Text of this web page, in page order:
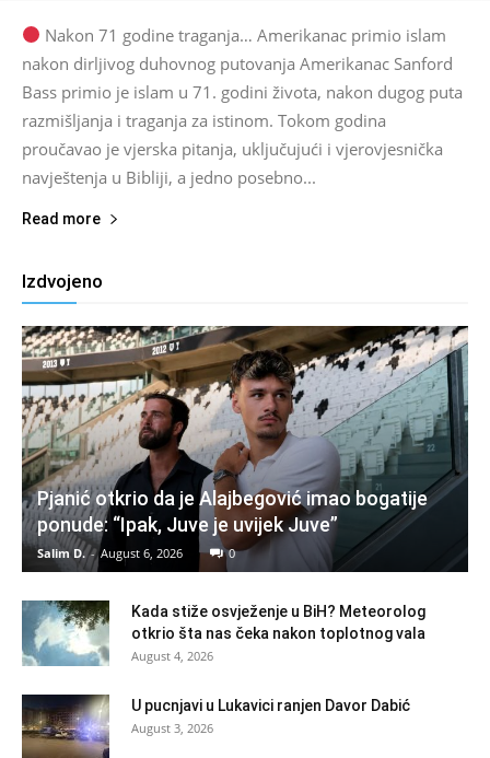
Nakon 71 godine traganja… Amerikanac primio islam
nakon dirljivog duhovnog putovanja Amerikanac Sanford
Bass primio je islam u 71. godini života, nakon dugog puta
razmišljanja i traganja za istinom. Tokom godina
proučavao je vjerska pitanja, uključujući i vjerovjesnička
navještenja u Bibliji, a jedno posebno...
Read more
Izdvojeno
Pjanić otkrio da je Alajbegović imao bogatije
ponude: “Ipak, Juve je uvijek Juve”
Salim D. - August 6, 2026 0
Kada stiže osvježenje u BiH? Meteorolog
otkrio šta nas čeka nakon toplotnog vala
August 4, 2026
U pucnjavi u Lukavici ranjen Davor Dabić
August 3, 2026